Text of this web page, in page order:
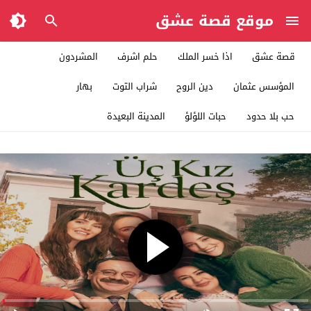
موقع قصة عشق
قصة عشق اذا خسر الملك حلم اشرف
المشردون
المؤسس عثمان
دين الروح شراب التوت
بهار
حب بلا حدود
حبات اللؤلؤ المدينة البعيدة